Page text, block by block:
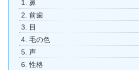
鼻
前歯
目
毛の色
声
性格